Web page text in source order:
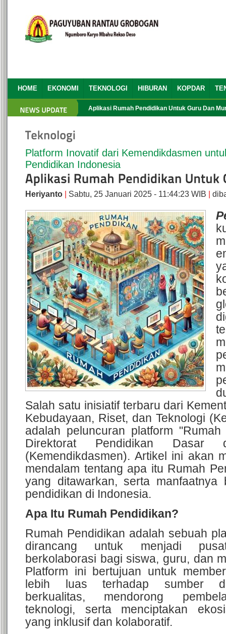
HOME EKONOMI TEKNOLOGI HIBURAN KOPDAR
HBH PRG yang Ke 13 Aplikasi Rumah Pendidikan Untuk Guru Dan Murid
Platform Inovatif dari Kemendikdasmen
Pendidikan Indonesia
Heriyanto Sabtu, 25 Januari 2025 - 11:44:23 WIB
Salah satu inisiatif terbaru dari
Kebudayaan, Riset, dan Teknologi
adalah peluncuran platform
Direktorat Pendidikan Dasar
(Kemendikdasmen). Artikel ini akan
mendalam tentang apa itu Rumah
yang ditawarkan, serta manfaatnya
pendidikan di Indonesia.
Apa Itu Rumah Pendidikan?
Rumah Pendidikan adalah sebuah
dirancang untuk menjadi
berkolaborasi bagi siswa, guru, dan
Platform ini bertujuan untuk
lebih luas terhadap sumber
berkualitas, mendorong
teknologi, serta menciptakan
yang inklusif dan kolaboratif.